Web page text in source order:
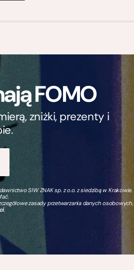
FOMO
zniżki, prezenty i
SIW ZNAK sp. z o.o. z siedzibą w Krakowie.
zasady przetwarzania danych osobowych,
.